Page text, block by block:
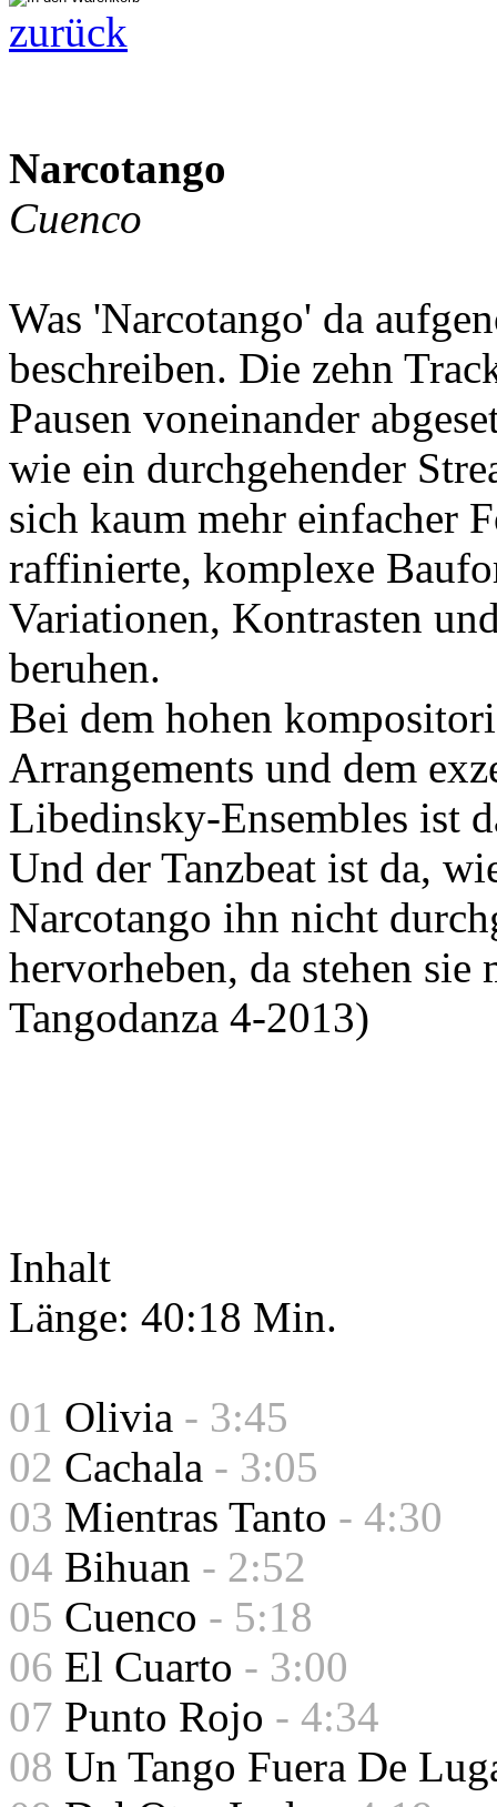
zurück
Narcotango
Cuenco
Was 'Narcotango' da
beschreiben. Die zehn
Pausen voneinander
wie ein durchgehender
sich kaum mehr einfacher
raffinierte, komplexe
Variationen, Kontrasten
beruhen.
Bei dem hohen
Arrangements und dem
Libedinsky-Ensembles ist
Und der Tanzbeat ist da,
Narcotango ihn nicht
hervorheben, da stehen
Tangodanza 4-2013)
Inhalt
Länge: 40:18 Min.
01 Olivia - 3:45
02 Cachala - 3:05
03 Mientras Tanto - 4:30
04 Bihuan - 2:52
05 Cuenco - 5:18
06 El Cuarto - 3:00
07 Punto Rojo - 4:34
08 Un Tango Fuera De